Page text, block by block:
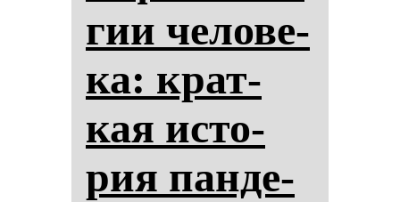
гии че­ло­ве­
ка: крат­
кая ис­то­
рия пан­де­